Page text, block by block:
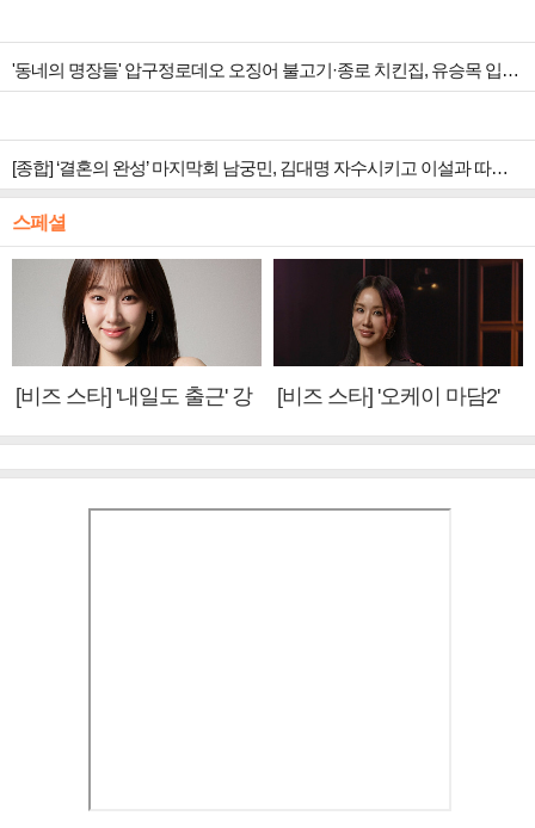
'동네의 명장들' 압구정로데오 오징어 불고기·종로 치킨집, 유승목 입맛 저격
[종합] ‘결혼의 완성’ 마지막회 남궁민, 김대명 자수시키고 이설과 따뜻한 안녕
스페셜
[비즈 스타] '내일도 출근' 강
[비즈 스타] '오케이 마담2'